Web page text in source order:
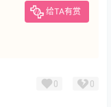
给TA有赏
0 0